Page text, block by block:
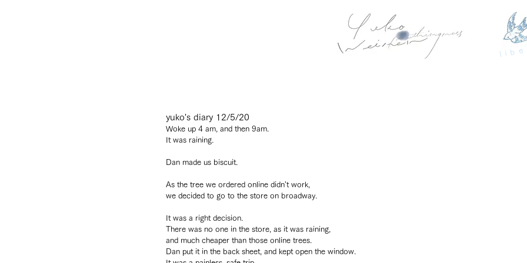
yuko's diary 12/5/20
Woke up 4 am, and then 9am.
It was raining.
Dan made us biscuit.
As the tree we ordered online didn't work,
we decided to go to the store on broadway.
It was a right decision.
There was no one in the store, as it was raining,
and much cheaper than those online trees.
Dan put it in the back sheet, and kept open the window.